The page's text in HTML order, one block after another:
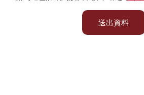
送出資料